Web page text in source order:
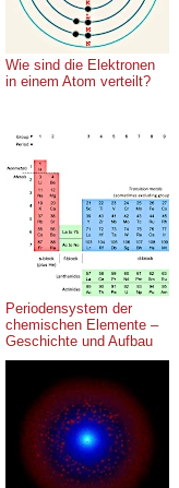
Wie sind die Elektronen
in einem Atom verteilt?
Periodensystem der
chemischen Elemente –
Geschichte und Aufbau